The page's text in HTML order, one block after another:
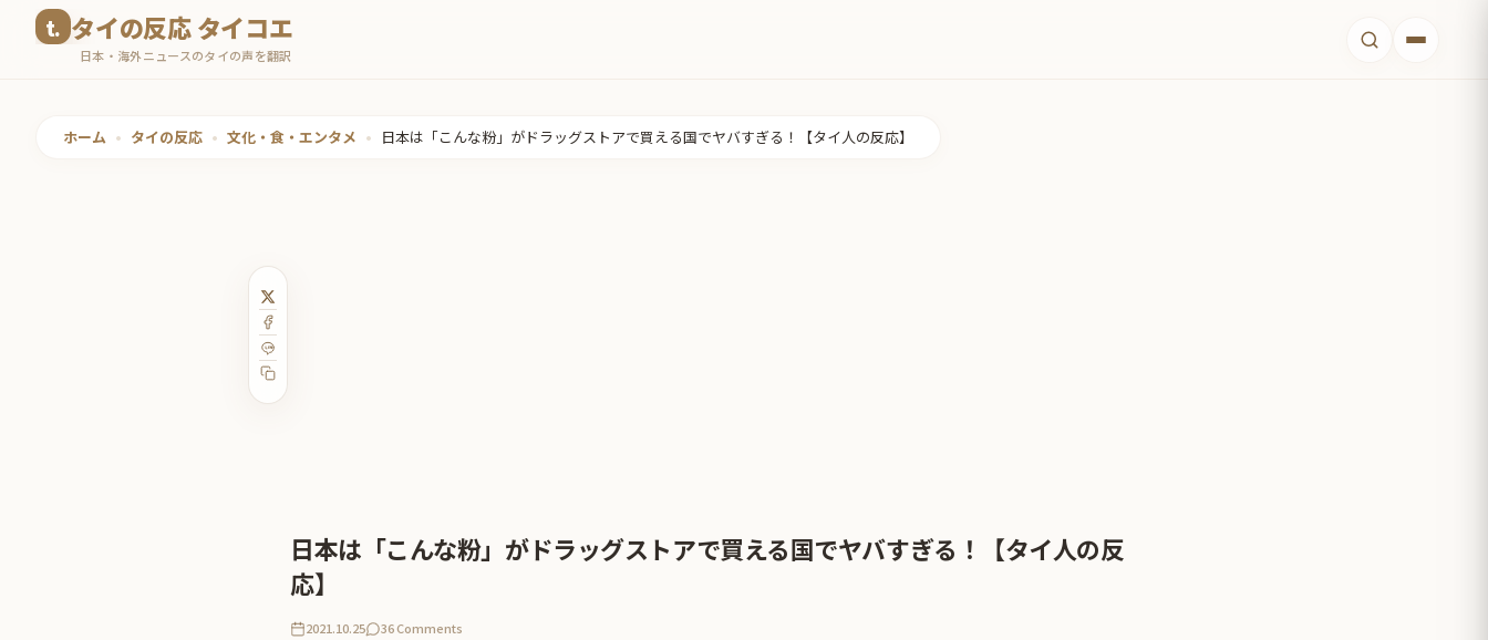
タイの反応 タイコエ
日本・海外ニュースのタイの声を翻訳
ホーム • タイの反応 • 文化・食・エンタメ • 日本は「こんな粉」がドラッグストアで買える国でヤバすぎる！【タイ人の反応】
日本は「こんな粉」がドラッグストアで買える国でヤバすぎる！【タイ人の反
応】
2021.10.25 36 Comments